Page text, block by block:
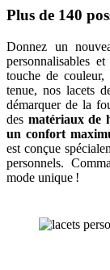
Plus de 140
Donnez un
personnalisables
touche de
tenue, nos lacets
démarquer de la
des matériaux de
un confort
est conçue
personnels.
mode unique !